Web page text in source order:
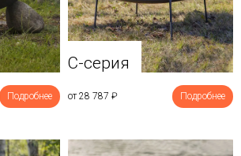
Подробнее
C-серия
от 28 787 ₽ Подробнее